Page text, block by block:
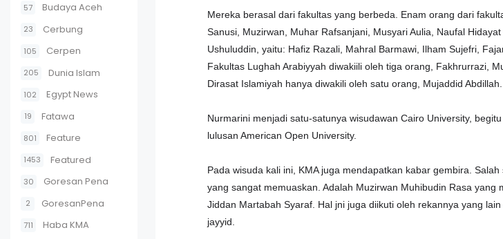
57 Budaya Aceh
23 Cerbung
105 Cerpen
205 Dunia Islam
102 Egypt News
19 Fatawa
801 Feature
1453 Featured
30 Goresan Pena
2 GoresanPena
711 Haba KMA
Mereka berasal dari fakultas yang berbeda. Enam orang dari
Sanusi, Muzirwan, Muhar Rafsanjani, Musyari Aulia, Naufal
Ushuluddin, yaitu: Hafiz Razali, Mahral Barmawi, Ilham Sujefri,
Fakultas Lughah Arabiyyah diwakiili oleh tiga orang, Fakhrurrazi,
Dirasat Islamiyah hanya diwakili oleh satu orang, Mujaddid
Nurmarini menjadi satu-satunya wisudawan Cairo University,
lulusan American Open University.
Pada wisuda kali ini, KMA juga mendapatkan kabar gembira.
yang sangat memuaskan. Adalah Muzirwan Muhibudin Rasa yang
Jiddan Martabah Syaraf. Hal jni juga diikuti oleh rekannya yang
jayyid.